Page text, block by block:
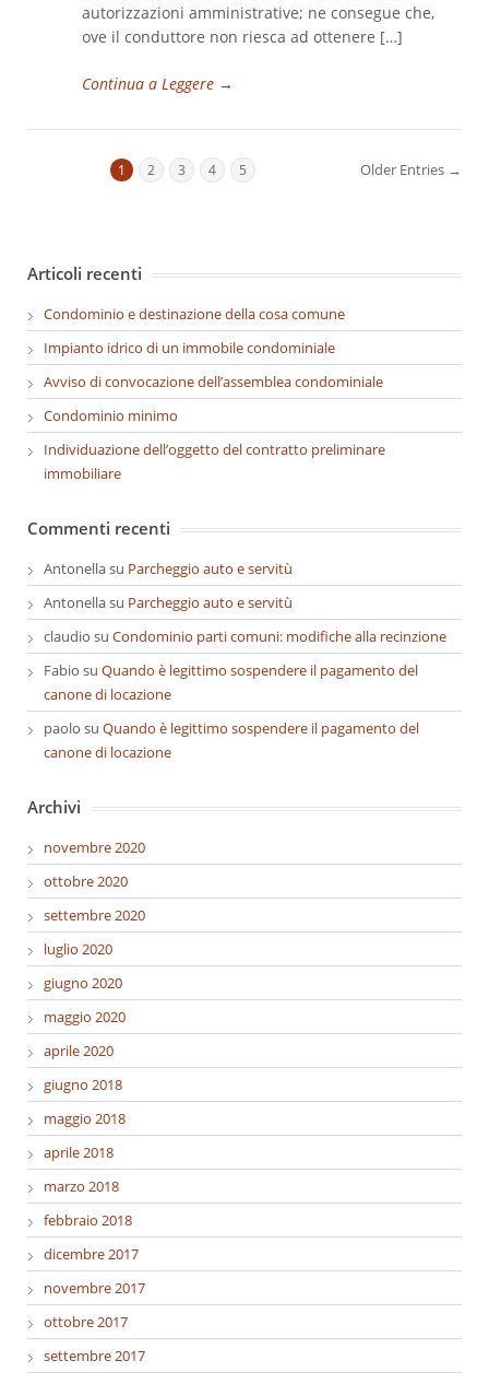
autorizzazioni amministrative; ne consegue che,
ove il conduttore non riesca ad ottenere […]
Continua a Leggere →
1 2 3 4 5 Older Entries →
Articoli recenti
Condominio e destinazione della cosa comune
Impianto idrico di un immobile condominiale
Avviso di convocazione dell’assemblea condominiale
Condominio minimo
Individuazione dell’oggetto del contratto preliminare
immobiliare
Commenti recenti
Antonellasu Parcheggio auto e servitù
Antonellasu Parcheggio auto e servitù
claudio su Condominio parti comuni: modifiche alla recinzione
Fabio su Quando è legittimo sospendere il pagamento del
canone di locazione
paolo su Quando è legittimo sospendere il pagamento del
canone di locazione
Archivi
novembre 2020
ottobre 2020
settembre 2020
luglio 2020
giugno 2020
maggio 2020
aprile 2020
giugno 2018
maggio 2018
aprile 2018
marzo 2018
febbraio 2018
dicembre 2017
novembre 2017
ottobre 2017
settembre 2017